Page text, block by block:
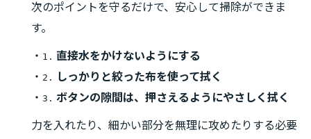
次のポイントを守るだけで、安心して掃除ができま
す。
・ 1. 直接水をかけないようにする
・ 2.
しっかりと絞った布を使って拭く
・ 3. ボタンの隙間は、押さえるようにやさしく拭く
力を入れたり、細かい部分を無理に攻めたりする必要